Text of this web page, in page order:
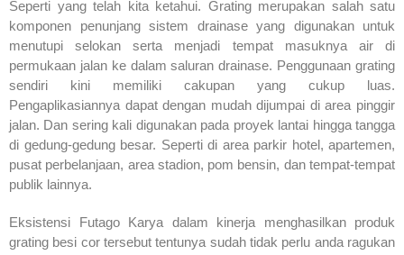
Seperti yang telah kita ketahui. Grating merupakan salah satu
komponen penunjang sistem drainase yang digunakan untuk
menutupi selokan serta menjadi tempat masuknya air di
permukaan jalan ke dalam saluran drainase. Penggunaan grating
sendiri kini memiliki cakupan yang cukup luas.
Pengaplikasiannya dapat dengan mudah dijumpai di area pinggir
jalan. Dan sering kali digunakan pada proyek lantai hingga tangga
di gedung-gedung besar. Seperti di area parkir hotel, apartemen,
pusat perbelanjaan, area stadion, pom bensin, dan tempat-tempat
publik lainnya.
Eksistensi Futago Karya dalam kinerja menghasilkan produk
grating besi cor tersebut tentunya sudah tidak perlu anda ragukan